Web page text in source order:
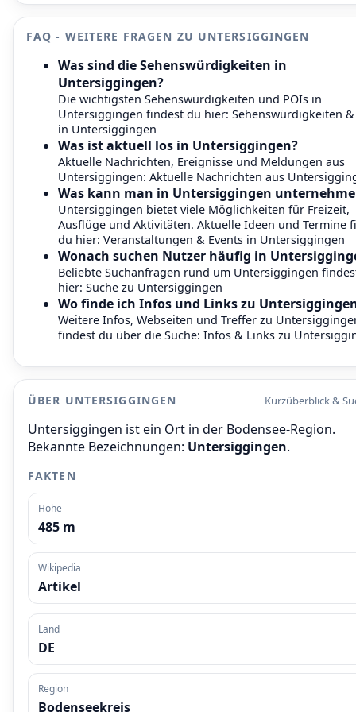
FAQ - WEITERE FRAGEN ZU UNTERSIGGINGEN
Was sind die Sehenswürdigkeiten in
Untersiggingen?
Die wichtigsten Sehenswürdigkeiten und POIs in
Untersiggingen findest du hier: Sehenswürdigkeiten &
in Untersiggingen
Was ist aktuell los in Untersiggingen?
Aktuelle Nachrichten, Ereignisse und Meldungen aus
Untersiggingen: Aktuelle Nachrichten aus
Was kann man in Untersiggingen
Untersiggingen bietet viele Möglichkeiten für Freizeit,
Ausflüge und Aktivitäten. Aktuelle Ideen und Termine
du hier: Veranstaltungen & Events in Untersiggingen
Wonach suchen Nutzer häufig in
Beliebte Suchanfragen rund um Untersiggingen
hier: Suche zu Untersiggingen
Wo finde ich Infos und Links zu
Weitere Infos, Webseiten und Treffer zu
findest du über die Suche: Infos & Links zu
ÜBER UNTERSIGGINGEN Kurzüberblick &
Untersiggingen ist ein Ort in der Bodensee-Region.
Bekannte Bezeichnungen: Untersiggingen.
FAKTEN
Höhe
485 m
Wikipedia
Artikel
Land
DE
Region
Bodenseekreis